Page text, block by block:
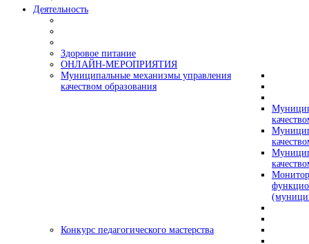
Деятельность
Здоровое питание
ОНЛАЙН-МЕРОПРИЯТИЯ
Муниципальные механизмы управления
качеством образования
Конкурс педагогического мастерства